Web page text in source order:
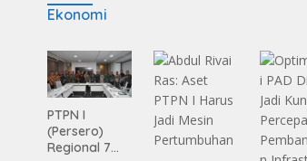
Ekonomi
PTPN I
(Persero)
Regional 7